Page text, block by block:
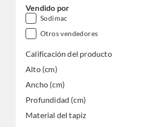
Vendido por
Sodimac
Otros vendedores
Calificación del producto
Alto (cm)
Ancho (cm)
Profundidad (cm)
Material del tapiz